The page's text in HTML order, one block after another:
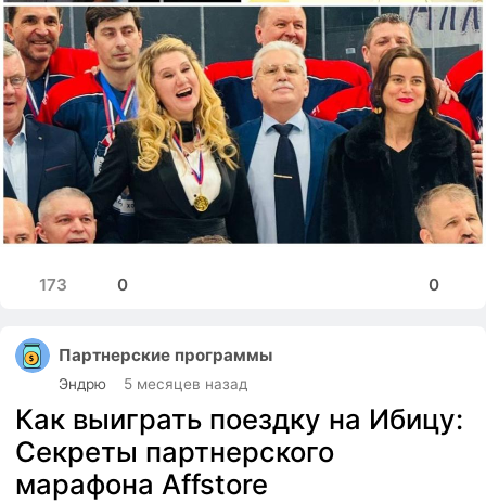
0
173 0
Партнерские программы
Эндрю 5 месяцев назад
Как выиграть поездку на Ибицу:
Секреты партнерского
марафона Affstore